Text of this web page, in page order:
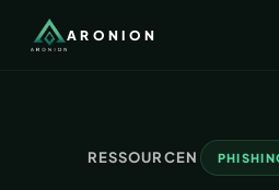
ARONION
RESSOURCEN